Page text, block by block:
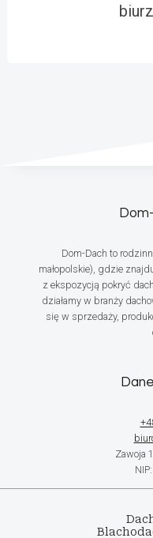
Dom-Dach to
małopolskie), gdzie
z ekspozycją pokryć
działamy w branży
się w sprzedaży,
Zawoja